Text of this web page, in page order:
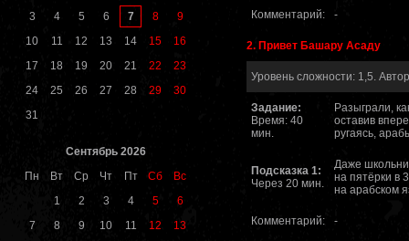
3
4 5 6 7 8
9
10
11 12 13 14 15
16
17
18 19 20 21 22
23
24
25 26 27 28 29
30
31
Сентябрь 2026
Пн
Вт Ср Чт Пт Сб
Вс
1
2 3 4 5
6
7
8 9 10 11 12
13
Комментарий: -
2. Привет Башару Асаду
Уровень сложности: 1,5.
Задание:
Время: 40
мин.
Разыграли,
оставив
ругаясь,
Подсказка 1:
Через 20 мин.
Даже
на пятёрки в
на арабском
Комментарий: -